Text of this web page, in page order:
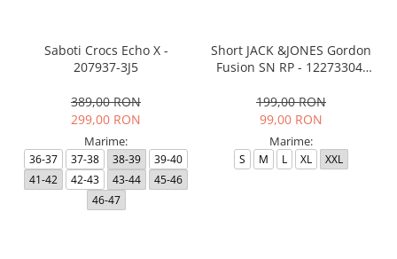
Saboti Crocs Echo X -
207937-3J5
389,00 RON
299,00 RON
Marime:
36-37 37-38 38-39
39-40
41-42
42-43 43-44
45-46
46-47
Short JACK &JONES Gordon
Fusion SN RP - 12273304-
199,00 RON
99,00 RON
Marime:
S M L XL XXL